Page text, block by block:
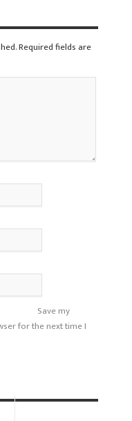
Required fields are
Save my
for the next time I